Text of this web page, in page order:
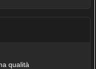
qualità